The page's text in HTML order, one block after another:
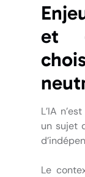
et
L’IA
un sujet
Le